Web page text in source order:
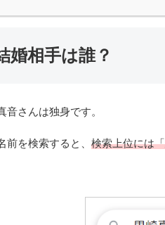
婚相手は誰？
さんは独身です。
前を検索すると、 検索上位には